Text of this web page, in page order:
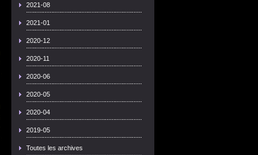
2021-08
2021-01
2020-12
2020-11
2020-06
2020-05
2020-04
2019-05
Toutes les archives